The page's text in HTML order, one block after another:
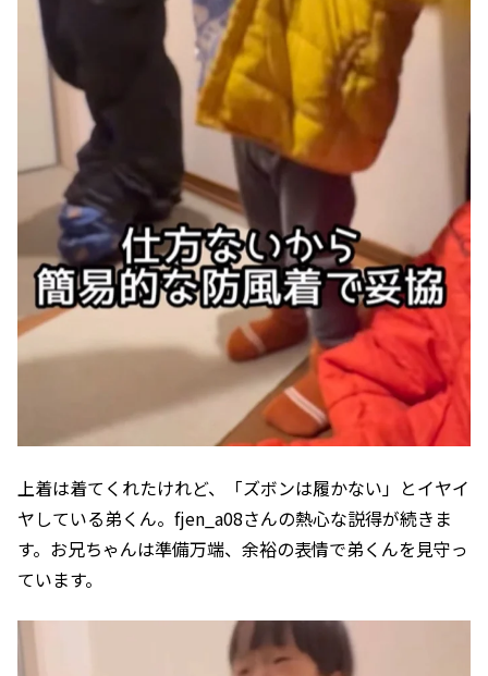
上着は着てくれたけれど、「ズボンは履かない」とイヤイ
ヤしている弟くん。fjen_a08さんの熱心な説得が続きま
す。お兄ちゃんは準備万端、余裕の表情で弟くんを見守っ
ています。